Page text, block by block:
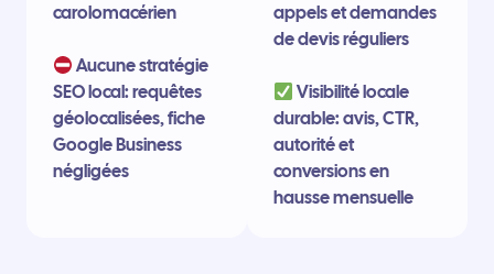
carolomacérien
Aucune stratégie
SEO local: requêtes
géolocalisées, fiche
Google Business
négligées
appels et demandes
de devis réguliers
Visibilité locale
durable: avis, CTR,
autorité et
conversions en
hausse mensuelle